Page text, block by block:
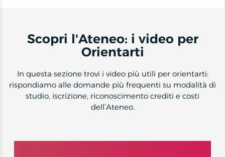
Scopri l'Ateneo: i video per
Orientarti
In questa sezione trovi i video più utili per orientarti:
rispondiamo alle domande più frequenti su modalità di
studio, iscrizione, riconoscimento crediti e costi
dell’Ateneo.